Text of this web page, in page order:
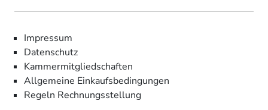
Impressum
Datenschutz
Kammermitgliedschaften
Allgemeine Einkaufsbedingungen
Regeln Rechnungsstellung